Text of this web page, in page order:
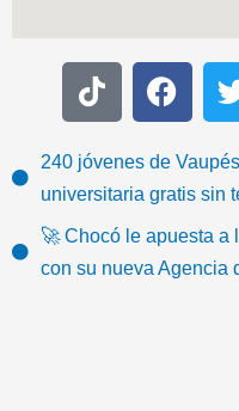
T
i
t
o
k
F
a
e
b
o
o
k
t
t
r
240 jóvenes de
universitaria gratis sin
🚀 Chocó le apuesta a
con su nueva Agencia